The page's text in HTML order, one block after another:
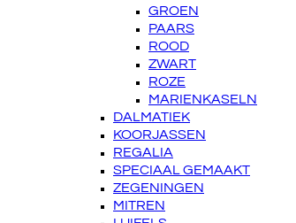
GROEN
PAARS
ROOD
ZWART
ROZE
MARIENKASELN
DALMATIEK
KOORJASSEN
REGALIA
SPECIAAL GEMAAKT
ZEGENINGEN
MITREN